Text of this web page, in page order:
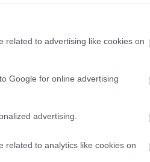
related to advertising like cookies on
Google for online advertising
advertising.
related to analytics like cookies on
M PKT Z R P GOLE
13 37 12 1 0 55-9
13 25 37-26
40-
39-